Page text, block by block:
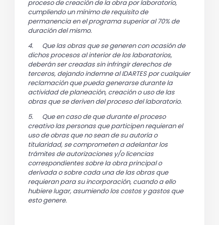
proceso de creación de la obra por laboratorio,
cumpliendo un mínimo de requisito de
permanencia en el programa superior al 70% de
duración del mismo.
4. Que las obras que se generen con ocasión de
dichos procesos al interior de los laboratorios,
deberán ser creadas sin infringir derechos de
terceros, dejando indemne al IDARTES por cualquier
reclamación que pueda generarse durante la
actividad de planeación, creación o uso de las
obras que se deriven del proceso del laboratorio.
5. Que en caso de que durante el proceso
creativo las personas que participen requieran el
uso de obras que no sean de su autoría o
titularidad, se comprometen a adelantar los
trámites de autorizaciones y/o licencias
correspondientes sobre la obra principal o
derivada o sobre cada una de las obras que
requieran para su incorporación, cuando a ello
hubiere lugar, asumiendo los costos y gastos que
esto genere.